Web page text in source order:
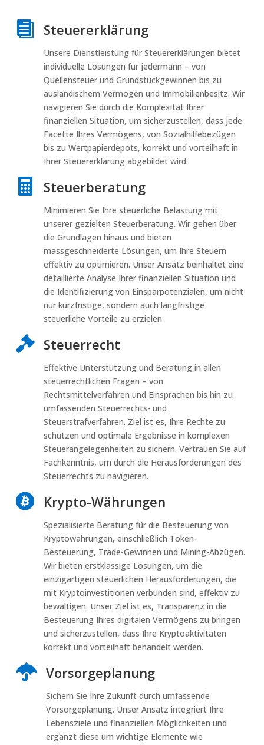
 Steuererklärung
Unsere Dienstleistung für Steuererklärungen bietet
individuelle Lösungen für jedermann – von
Quellensteuer und Grundstückgewinnen bis zu
ausländischem Vermögen und Immobilienbesitz. Wir
navigieren Sie durch die Komplexität Ihrer
finanziellen Situation, um sicherzustellen, dass jede
Facette Ihres Vermögens, von Sozialhilfebezügen
bis zu Wertpapierdepots, korrekt und vorteilhaft in
Ihrer Steuererklärung abgebildet wird.
 Steuerberatung
Minimieren Sie Ihre steuerliche Belastung mit
unserer gezielten Steuerberatung. Wir gehen über
die Grundlagen hinaus und bieten
massgeschneiderte Lösungen, um Ihre Steuern
effektiv zu optimieren. Unser Ansatz beinhaltet eine
detaillierte Analyse Ihrer finanziellen Situation und
die Identifizierung von Einsparpotenzialen, um nicht
nur kurzfristige, sondern auch langfristige
steuerliche Vorteile zu erzielen.
 Steuerrecht
Effektive Unterstützung und Beratung in allen
steuerrechtlichen Fragen – von
Rechtsmittelverfahren und Einsprachen bis hin zu
umfassenden Steuerrechts- und
Steuerstrafverfahren. Ziel ist es, Ihre Rechte zu
schützen und optimale Ergebnisse in komplexen
Steuerangelegenheiten zu sichern. Vertrauen Sie auf
Fachkenntnis, um durch die Herausforderungen des
Steuerrechts zu navigieren.
 Krypto-Währungen
Spezialisierte Beratung für die Besteuerung von
Kryptowährungen, einschließlich Token-
Besteuerung, Trade-Gewinnen und Mining-Abzügen.
Wir bieten erstklassige Lösungen, um die
einzigartigen steuerlichen Herausforderungen, die
mit Kryptoinvestitionen verbunden sind, effektiv zu
bewältigen. Unser Ziel ist es, Transparenz in die
Besteuerung Ihres digitalen Vermögens zu bringen
und sicherzustellen, dass Ihre Kryptoaktivitäten
korrekt und vorteilhaft behandelt werden.
 Vorsorgeplanung
Sichern Sie Ihre Zukunft durch umfassende
Vorsorgeplanung. Unser Ansatz integriert Ihre
Lebensziele und finanziellen Möglichkeiten und
ergänzt diese um wichtige Elemente wie